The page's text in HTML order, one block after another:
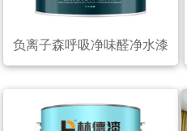
负离子森呼吸净味醛净水漆
（20公斤）